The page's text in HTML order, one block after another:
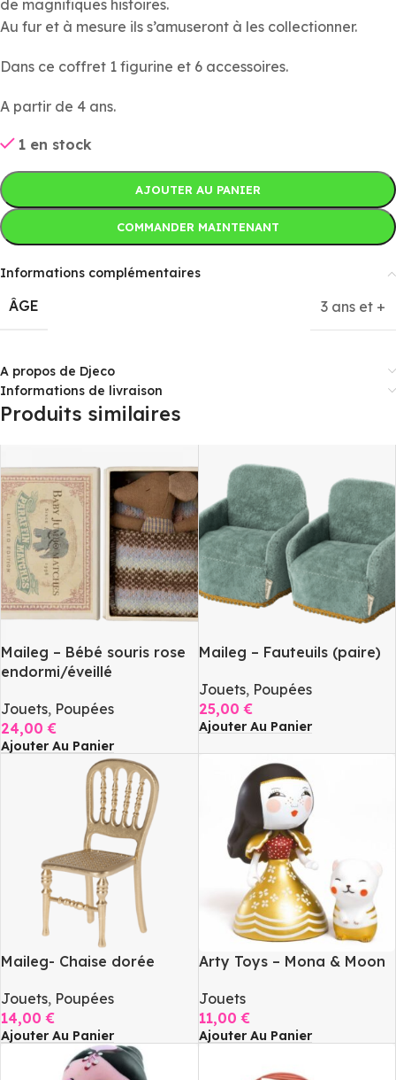
de magnifiques histoires.
Au fur et à mesure ils s’amuseront à les collectionner.
Dans ce coffret 1 figurine et 6 accessoires.
A partir de 4 ans.
1 en stock
AJOUTER AU PANIER
COMMANDER MAINTENANT
Informations complémentaires
ÂGE 3 ans et +
A propos de Djeco
Informations de livraison
Produits similaires
Maileg – Bébé souris rose
endormi/éveillé
Jouets, Poupées
24,00€
Ajouter Au Panier
Maileg – Fauteuils (paire)
Jouets, Poupées
25,00€
Ajouter Au Panier
Maileg- Chaise dorée
Jouets, Poupées
14,00€
Ajouter Au Panier
Arty Toys – Mona & Moon
Jouets
11,00€
Ajouter Au Panier